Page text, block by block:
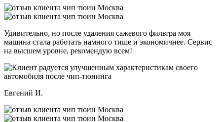
Удивительно, но после удаления сажевого фильтра моя
машина стала работать намного тише и экономичнее. Сервис
на высшем уровне, рекомендую всем!
Евгений И.